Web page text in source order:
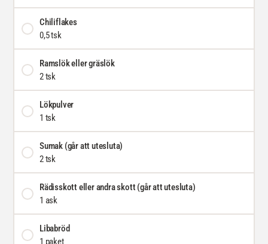
Chiliflakes
0,5 tsk
Ramslök eller gräslök
2 tsk
Lökpulver
1 tsk
Sumak (går att utesluta)
2 tsk
Rädisskott eller andra skott (går att utesluta)
1 ask
Libabröd
1 paket